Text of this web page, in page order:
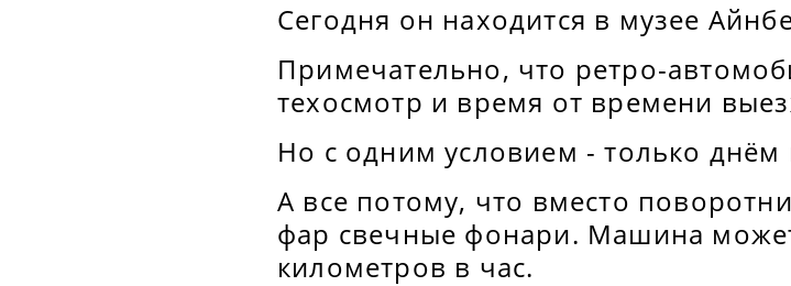
Сегодня он находится в музее
Примечательно, что ретро-
техосмотр и время от времени
Но с одним условием - только днём
А все потому, что вместо
фар свечные фонари. Машина
километров в час.